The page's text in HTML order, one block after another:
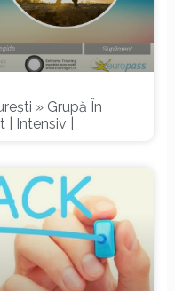
» Grupă În
Intensiv |